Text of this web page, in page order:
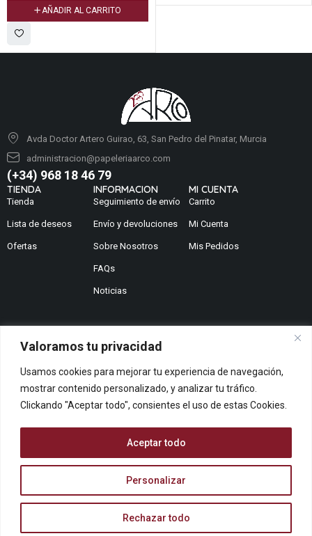
Valoramos tu privacidad
Usamos cookies para mejorar tu experiencia de navegación,
mostrar contenido personalizado, y analizar tu tráfico.
Clickando "Aceptar todo", consientes el uso de estas Cookies.
Personalizar
Rechazar todo
Aceptar todo
AÑADIR AL CARRITO
Avda Doctor Artero Guirao, 63, San Pedro del Pinatar, Murcia
administracion@papeleriaarco.com
(+34) 968 18 46 79
TIENDA
Tienda
Lista de deseos
Ofertas
INFORMACION
Seguimiento de envío
Envío y devoluciones
Sobre Nosotros
FAQs
Noticias
MI CUENTA
Carrito
Mi Cuenta
Mis Pedidos
¿Te podemos ayudar?
Queremos saber tu opinión
© ARCOPAPEL 2006 S.L. | Todos los derechos reservados